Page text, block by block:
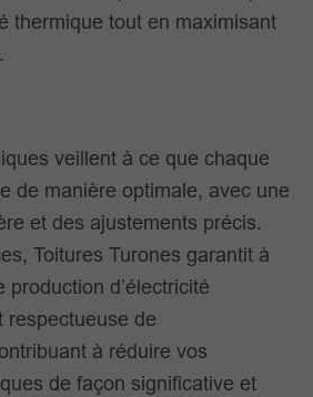
thermique tout en maximisant
veillent à ce que chaque
de manière optimale, avec une
et des ajustements précis.
Toitures Turones garantit à
production d’électricité
respectueuse de
à réduire vos
de façon significative et